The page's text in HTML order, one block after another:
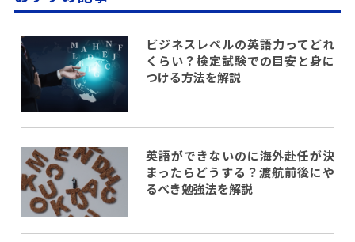
ビジネスレベルの英語力ってどれ
くらい？検定試験での目安と身に
つける方法を解説
英語ができないのに海外赴任が決
まったらどうする？渡航前後にや
るべき勉強法を解説